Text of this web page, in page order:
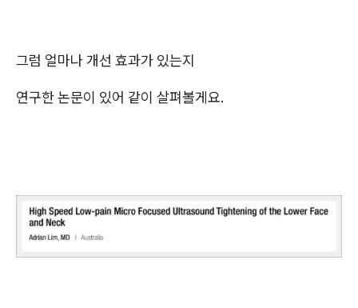
그럼 얼마나 개선 효과가 있는지
연구한 논문이 있어 같이 살펴볼게요.